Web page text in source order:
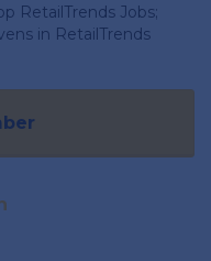
RetailTrends Jobs;
in RetailTrends